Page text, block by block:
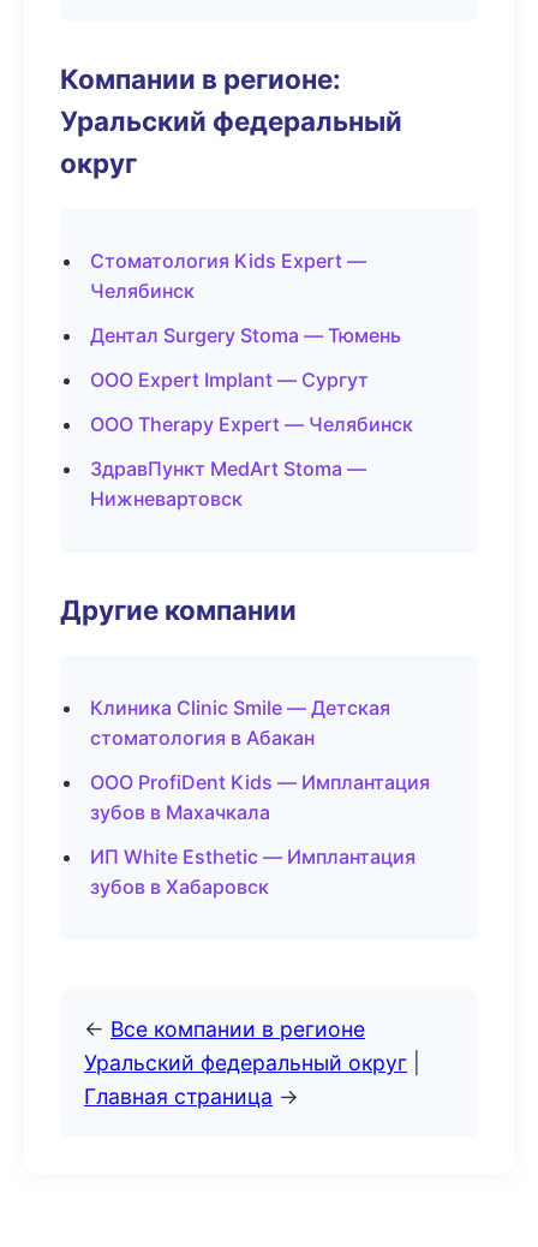
Компании в регионе:
Уральский федеральный
округ
Стоматология Kids Expert —
Челябинск
Дентал Surgery Stoma — Тюмень
ООО Expert Implant — Сургут
ООО Therapy Expert — Челябинск
ЗдравПункт MedArt Stoma —
Нижневартовск
Другие компании
Клиника Clinic Smile — Детская
стоматология в Абакан
ООО ProfiDent Kids — Имплантация
зубов в Махачкала
ИП White Esthetic — Имплантация
зубов в Хабаровск
← Все компании в регионе
Уральский федеральный округ
Главная страница →